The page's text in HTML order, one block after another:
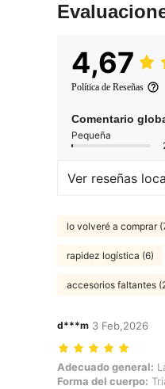
4,67
Política de Reseñas
Comentario
Pequeña
Ver reseñas
lo volveré a comprar
rapidez logística (6)
accesorios faltantes
d***m 3 Feb,2026
Adecuado general: La
Adecuado general:
Forma del cuerpo: